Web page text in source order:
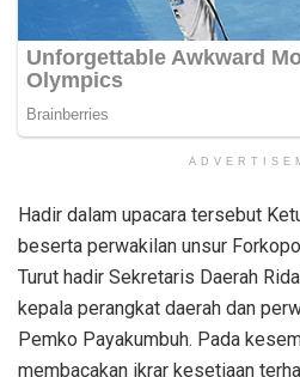
Hadir dalam upacara tersebut
beserta perwakilan unsur
Turut hadir Sekretaris Daerah
kepala perangkat daerah dan
Pemko Payakumbuh. Pada
membacakan ikrar kesetiaan